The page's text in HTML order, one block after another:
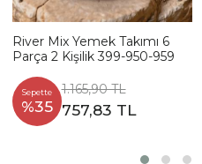
River Mix Yemek Takımı 6
Parça 2 Kişilik 399-950-959
Sepette
%35
1.165,90 TL
757,83 TL